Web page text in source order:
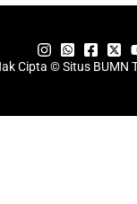
Cipta © Situs BUMN